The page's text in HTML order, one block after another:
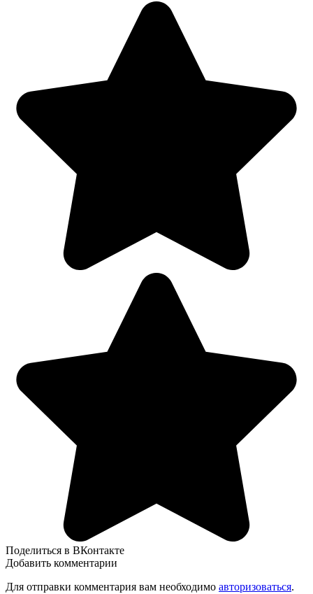
Поделиться в ВКонтакте
Добавить комментарии
Для отправки комментария вам необходимо авторизоваться.